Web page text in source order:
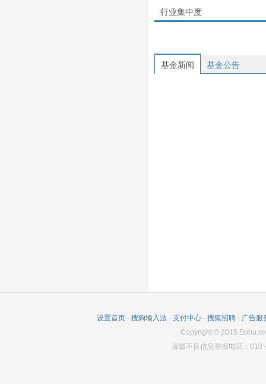
行业集中度
基金新闻 基金公告
设置首页 - 搜狗输入法 - 支付中心 - 搜狐招聘 - 广告服
Copyright© 2015
搜狐不良信息举报电话：010